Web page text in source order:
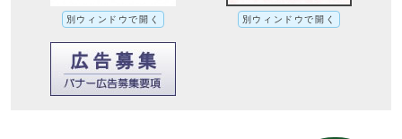
別ウィンドウで開く 別ウィンドウで開く